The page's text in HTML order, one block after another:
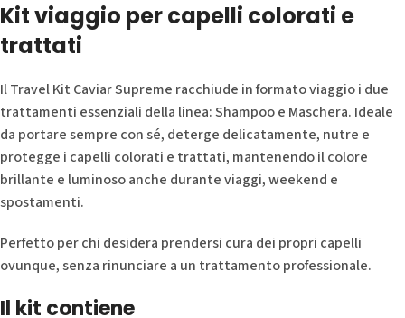
Kit viaggio per capelli colorati e
trattati
Il Travel Kit Caviar Supreme racchiude in formato viaggio i due
trattamenti essenziali della linea: Shampoo e Maschera. Ideale
da portare sempre con sé, deterge delicatamente, nutre e
protegge i capelli colorati e trattati, mantenendo il colore
brillante e luminoso anche durante viaggi, weekend e
spostamenti.
Perfetto per chi desidera prendersi cura dei propri capelli
ovunque, senza rinunciare a un trattamento professionale.
Il kit contiene